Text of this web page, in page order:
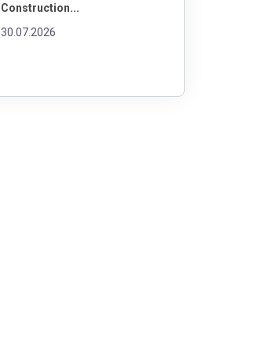
Construction...
30.07.2026